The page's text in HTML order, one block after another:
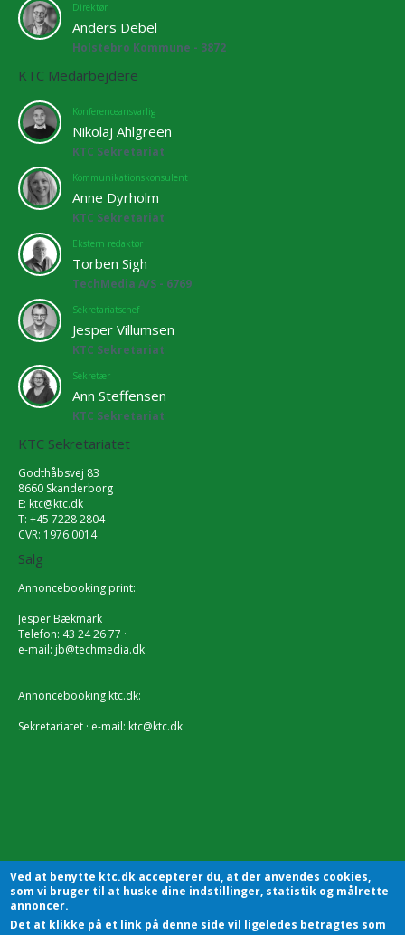
Direktør
Anders Debel
Holstebro Kommune - 3872
KTC Medarbejdere
Konferenceansvarlig
Nikolaj Ahlgreen
KTC Sekretariat
Kommunikationskonsulent
Anne Dyrholm
KTC Sekretariat
Ekstern redaktør
Torben Sigh
TechMedia A/S - 6769
Sekretariatschef
Jesper Villumsen
KTC Sekretariat
Sekretær
Ann Steffensen
KTC Sekretariat
KTC Sekretariatet
Godthåbsvej 83
8660 Skanderborg
E: ktc@ktc.dk
T: +45 7228 2804
CVR: 1976 0014
Salg
Annoncebooking print:
Jesper Bækmark
Telefon: 43 24 26 77 ·
e-mail: jb@techmedia.dk
Annoncebooking ktc.dk:
Sekretariatet · e-mail: ktc@ktc.dk
Ved at benytte ktc.dk accepterer du, at der anvendes cookies,
som vi bruger til at huske dine indstillinger, statistik og målrette
annoncer.
Det at klikke på et link på denne side vil ligeledes betragtes som